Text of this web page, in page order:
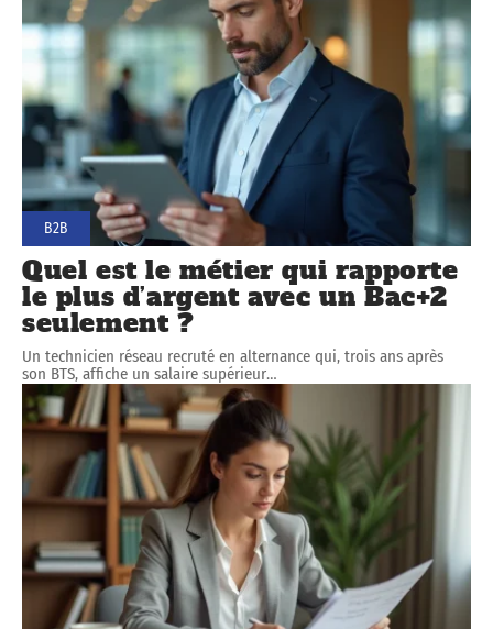
B2B
Quel est le métier qui rapporte
le plus d’argent avec un Bac+2
seulement ?
Un technicien réseau recruté en alternance qui, trois ans après
son BTS, affiche un salaire supérieur…